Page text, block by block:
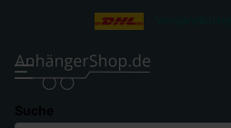
Teilen Sie